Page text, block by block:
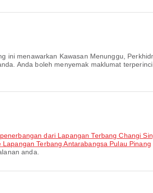
ini menawarkan Kawasan Menunggu,
Anda boleh menyemak maklumat
penerbangan dari Lapangan Terbang Changi
Terbang Antarabangsa Pulau Pinang
anda.